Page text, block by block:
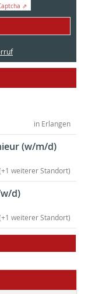
⇗
in Erlangen
(w/m/d)
weiterer Standort)
d)
weiterer Standort)